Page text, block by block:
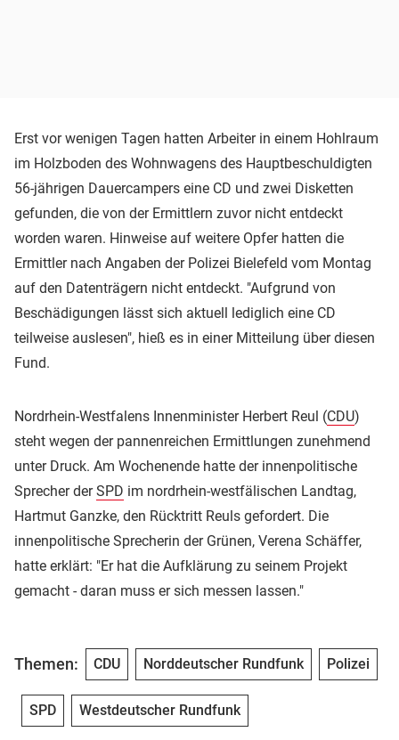
Erst vor wenigen Tagen hatten Arbeiter in einem Hohlraum
im Holzboden des Wohnwagens des Hauptbeschuldigten
56-jährigen Dauercampers eine CD und zwei Disketten
gefunden, die von der Ermittlern zuvor nicht entdeckt
worden waren. Hinweise auf weitere Opfer hatten die
Ermittler nach Angaben der Polizei Bielefeld vom Montag
auf den Datenträgern nicht entdeckt. "Aufgrund von
Beschädigungen lässt sich aktuell lediglich eine CD
teilweise auslesen", hieß es in einer Mitteilung über diesen
Fund.
Nordrhein-Westfalens Innenminister Herbert Reul (CDU)
steht wegen der pannenreichen Ermittlungen zunehmend
unter Druck. Am Wochenende hatte der innenpolitische
Sprecher derSPD im nordrhein-westfälischen Landtag,
Hartmut Ganzke, den Rücktritt Reuls gefordert. Die
innenpolitische Sprecherin der Grünen, Verena Schäffer,
hatte erklärt: "Er hat die Aufklärung zu seinem Projekt
gemacht - daran muss er sich messen lassen."
Themen: CDU Norddeutscher Rundfunk Polizei
SPD Westdeutscher Rundfunk